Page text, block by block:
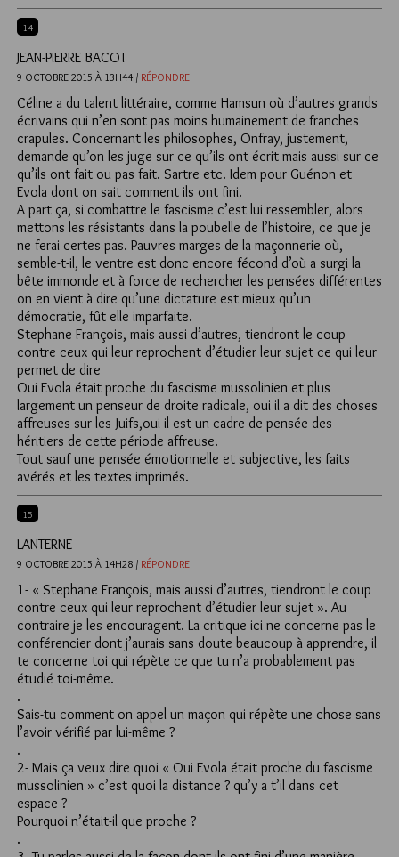
14
JEAN-PIERRE BACOT
9 OCTOBRE 2015 À 13H44 / RÉPONDRE
Céline a du talent littéraire, comme Hamsun où d’autres grands
écrivains qui n’en sont pas moins humainement de franches
crapules. Concernant les philosophes, Onfray, justement,
demande qu’on les juge sur ce qu’ils ont écrit mais aussi sur ce
qu’ils ont fait ou pas fait. Sartre etc. Idem pour Guénon et
Evola dont on sait comment ils ont fini.
A part ça, si combattre le fascisme c’est lui ressembler, alors
mettons les résistants dans la poubelle de l’histoire, ce que je
ne ferai certes pas. Pauvres marges de la maçonnerie où,
semble-t-il, le ventre est donc encore fécond d’où a surgi la
bête immonde et à force de rechercher les pensées différentes
on en vient à dire qu’une dictature est mieux qu’un
démocratie, fût elle imparfaite.
Stephane François, mais aussi d’autres, tiendront le coup
contre ceux qui leur reprochent d’étudier leur sujet ce qui leur
permet de dire
Oui Evola était proche du fascisme mussolinien et plus
largement un penseur de droite radicale, oui il a dit des choses
affreuses sur les Juifs,oui il est un cadre de pensée des
héritiers de cette période affreuse.
Tout sauf une pensée émotionnelle et subjective, les faits
avérés et les textes imprimés.
15
LANTERNE
9 OCTOBRE 2015 À 14H28 / RÉPONDRE
1- « Stephane François, mais aussi d’autres, tiendront le coup
contre ceux qui leur reprochent d’étudier leur sujet ». Au
contraire je les encouragent. La critique ici ne concerne pas le
conférencier dont j’aurais sans doute beaucoup à apprendre, il
te concerne toi qui répète ce que tu n’a probablement pas
étudié toi-même.
.
Sais-tu comment on appel un maçon qui répète une chose sans
l’avoir vérifié par lui-même ?
.
2- Mais ça veux dire quoi « Oui Evola était proche du fascisme
mussolinien » c’est quoi la distance ? qu’y a t’il dans cet
espace ?
Pourquoi n’était-il que proche ?
.